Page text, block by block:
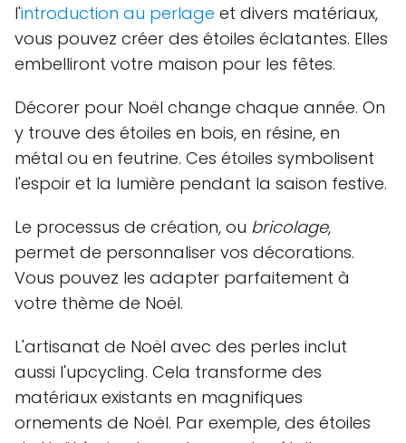
l'introduction au perlage et divers matériaux,
vous pouvez créer des étoiles éclatantes. Elles
embelliront votre maison pour les fêtes.
Décorer pour Noël change chaque année. On
y trouve des étoiles en bois, en résine, en
métal ou en feutrine. Ces étoiles symbolisent
l'espoir et la lumière pendant la saison festive.
Le processus de création, ou bricolage,
permet de personnaliser vos décorations.
Vous pouvez les adapter parfaitement à
votre thème de Noël.
L'artisanat de Noël avec des perles inclut
aussi l'upcycling. Cela transforme des
matériaux existants en magnifiques
ornements de Noël. Par exemple, des étoiles